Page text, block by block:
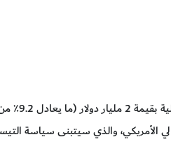
والذي سيتبنى سياسة